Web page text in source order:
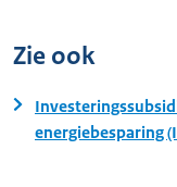
Zie ook
energiebesparing